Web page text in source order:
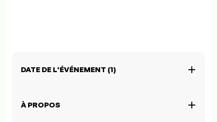
DATE DE L'ÉVÉNEMENT (1)
À PROPOS